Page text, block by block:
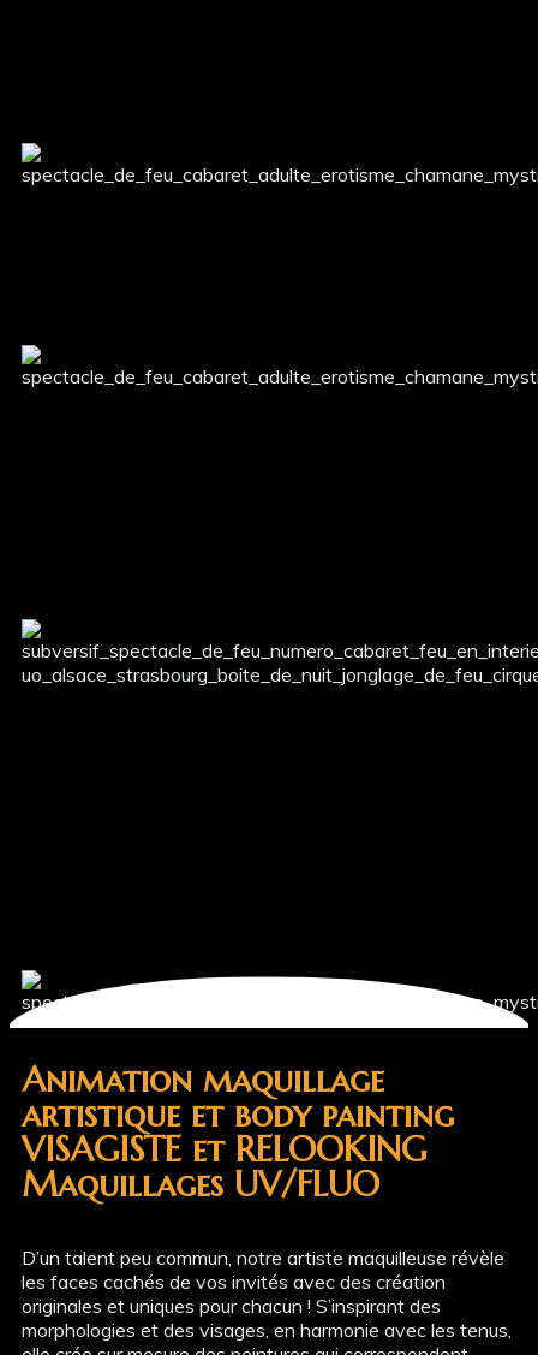
Animation maquillage
artistique et body painting
VISAGISTE et RELOOKING
Maquillages UV/FLUO
D’un talent peu commun, notre artiste maquilleuse révèle
les faces cachés de vos invités avec des création
originales et uniques pour chacun ! S’inspirant des
morphologies et des visages, en harmonie avec les tenus,